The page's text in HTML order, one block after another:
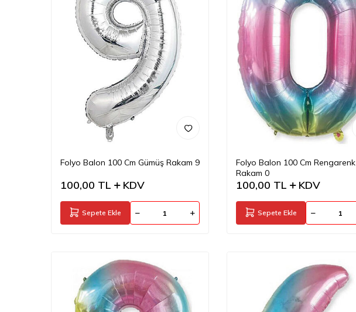
Folyo Balon 100 Cm Gümüş Rakam 9
100,00 TL KDV
Sepete Ekle
Folyo Balon 100 Cm Rengarenk
Rakam 0
100,00 TL KDV
Sepete Ekle